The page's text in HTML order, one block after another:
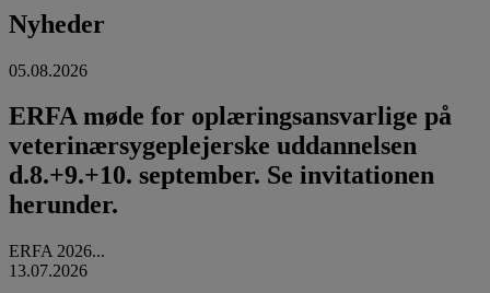
Nyheder
05.08.2026
ERFA møde for oplæringsansvarlige på
veterinærsygeplejerske uddannelsen
d.8.+9.+10. september. Se invitationen
herunder.
ERFA 2026...
13.07.2026